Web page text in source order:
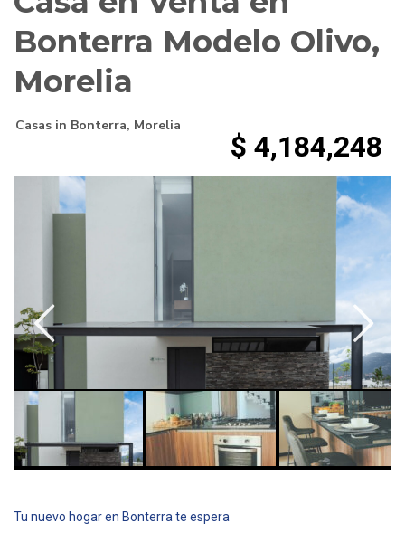
Bonterra Modelo Olivo,
Morelia
Casas in Bonterra, Morelia
$ 4,184,248
Tu nuevo hogar en Bonterra te espera